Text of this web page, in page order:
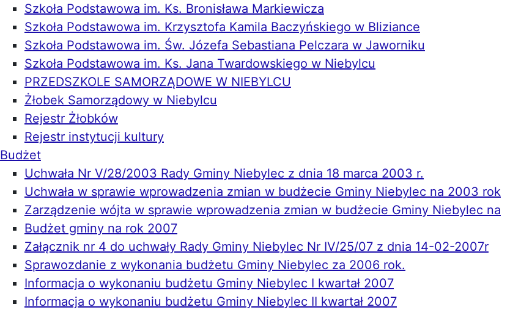
Szkoła Podstawowa im. Ks. Bronisława Markiewicza
Szkoła Podstawowa im. Krzysztofa Kamila Baczyńskiego w Bliziance
Szkoła Podstawowa im. Św. Józefa Sebastiana Pelczara w Jaworniku
Szkoła Podstawowa im. Ks. Jana Twardowskiego w Niebylcu
PRZEDSZKOLE SAMORZĄDOWE W NIEBYLCU
Żłobek Samorządowy w Niebylcu
Rejestr Żłobków
Rejestr instytucji kultury
Budżet
Uchwała Nr V/28/2003 Rady Gminy Niebylec z dnia 18 marca 2003 r.
Uchwała w sprawie wprowadzenia zmian w budżecie Gminy Niebylec na 2003 rok
Zarządzenie wójta w sprawie wprowadzenia zmian w budżecie Gminy Niebylec na
Budżet gminy na rok 2007
Załącznik nr 4 do uchwały Rady Gminy Niebylec Nr IV/25/07 z dnia 14-02-2007r
Sprawozdanie z wykonania budżetu Gminy Niebylec za 2006 rok.
Informacja o wykonaniu budżetu Gminy Niebylec I kwartał 2007
Informacja o wykonaniu budżetu Gminy Niebylec II kwartał 2007